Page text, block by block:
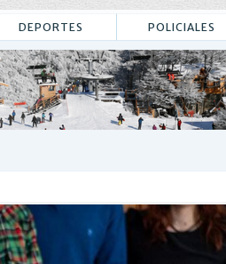
DEPORTES POLICIALES